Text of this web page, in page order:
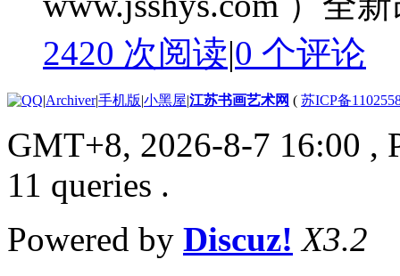
2420 次阅读|0 个评论
|Archiver|手机版|小黑屋|江苏书画艺术网 ( 苏ICP备
GMT+8, 2026-8-7 16:00 ,
11 queries .
Powered by Discuz! X3.2